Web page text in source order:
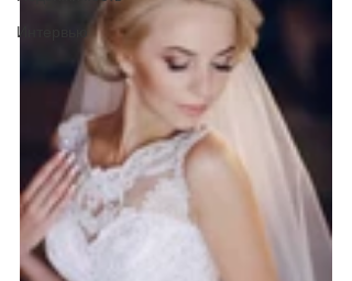
Интервью